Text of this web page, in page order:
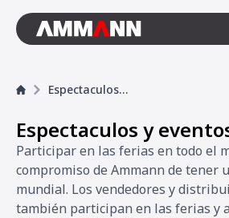
Espectaculos y eventos
Espectaculos y
Participar en las ferias en todo el
compromiso de Ammann de tener
mundial. Los vendedores y
también participan en las ferias y